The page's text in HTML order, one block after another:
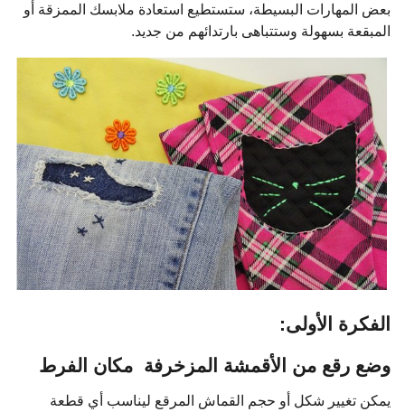
بعض المهارات البسيطة، ستستطيع استعادة ملابسك الممزقة أو
المبقعة بسهولة وستتباهى بارتدائهم من جديد.
الفكرة الأولى:
وضع رقع من الأقمشة المزخرفة مكان الفرط
يمكن تغيير شكل أو حجم القماش المرقع ليناسب أي قطعة